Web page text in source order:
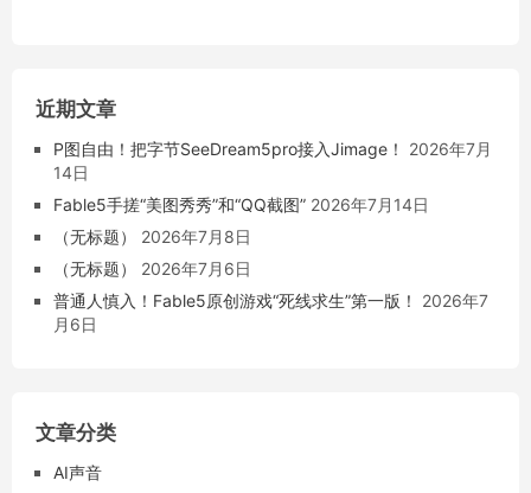
近期文章
P图自由！把字节SeeDream5pro接入Jimage！
2026年7月
14日
Fable5手搓“美图秀秀”和“QQ截图” 2026年7月14日
（无标题）
2026年7月8日
（无标题）
2026年7月6日
普通人慎入！Fable5原创游戏“死线求生”第一版！
2026年7
月6日
文章分类
AI声音